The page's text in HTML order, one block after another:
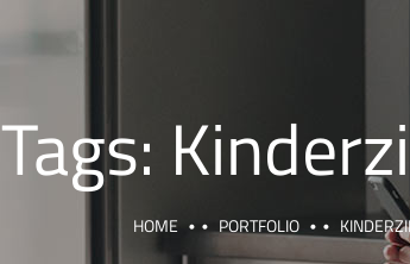
Tags:
HOME PORTFOLIO